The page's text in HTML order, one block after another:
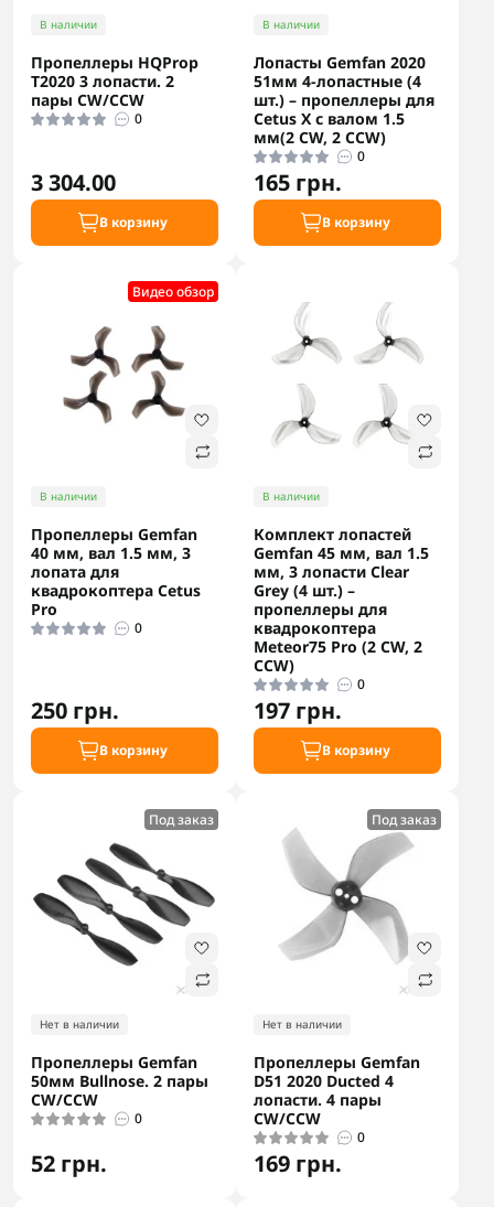
В наличии
Пропеллеры HQProp
T2020 3 лопасти. 2
пары CW/CCW
0
3 304.00
В корзину
В наличии
Лопасты Gemfan 2020
51мм 4-лопастные (4
шт.) – пропеллеры для
Cetus X с валом 1.5
мм(2 CW, 2 CCW)
0
165 грн.
В корзину
Видео обзор
В наличии
Пропеллеры Gemfan
40 мм, вал 1.5 мм, 3
лопата для
квадрокоптера Cetus
Pro
0
250 грн.
В корзину
В наличии
Комплект лопастей
Gemfan 45 мм, вал 1.5
мм, 3 лопасти Clear
Grey (4 шт.) –
пропеллеры для
квадрокоптера
Meteor75 Pro (2 CW, 2
CCW)
0
197 грн.
В корзину
Под заказ
Нет в наличии
Пропеллеры Gemfan
50мм Bullnose. 2 пары
CW/CCW
0
52 грн.
Под заказ
Нет в наличии
Пропеллеры Gemfan
D51 2020 Ducted 4
лопасти. 4 пары
CW/CCW
0
169 грн.